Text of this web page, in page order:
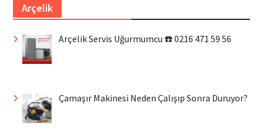
Arçelik
Arçelik Servis Uğurmumcu ☎️ 0216 471 59 56
Çamaşır Makinesi Neden Çalışıp Sonra Duruyor?